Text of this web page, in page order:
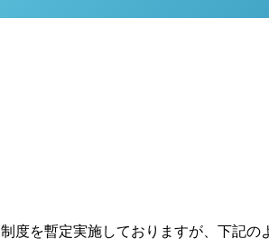
度を暫定実施しておりますが、下記の